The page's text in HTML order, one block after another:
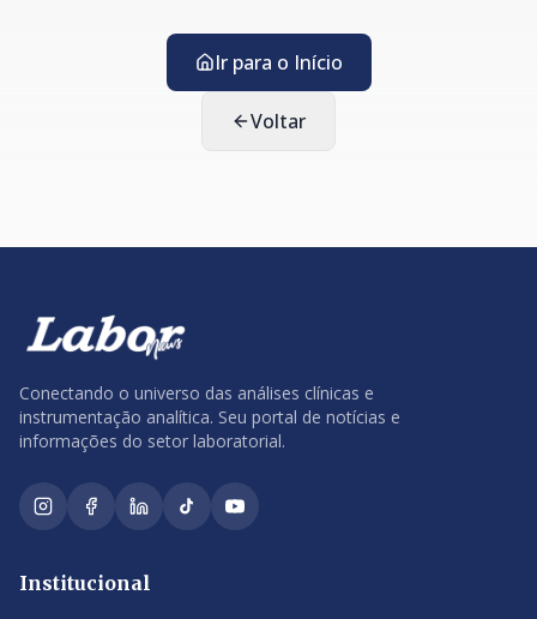
Ir para o Início
Voltar
Conectando o universo das análises clínicas e
instrumentação analítica. Seu portal de notícias e
informações do setor laboratorial.
Institucional